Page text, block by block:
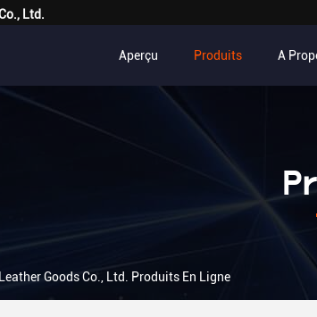
Ltd.
Aperçu Produits A
Goods Co., Ltd. Produits En Ligne